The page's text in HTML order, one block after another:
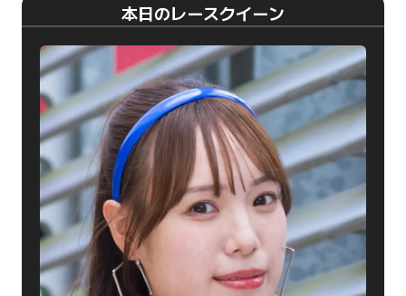
本日のレースクイーン